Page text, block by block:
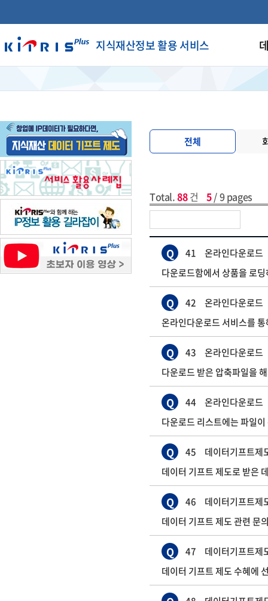
지식재산정보 활용 서비스
전체
Total.88건 5/ 9 pages
Q 41
온라인다운로드
다운로드함에서 상품을 로
Q 42
온라인다운로드
온라인다운로드 서비스를
Q 43
온라인다운로드
다운로드 받은 압축파일을
Q 44
온라인다운로드
다운로드 리스트에는 파일
Q 45
데이터기프트제
데이터 기프트 제도로 받은
Q 46
데이터기프트제
데이터 기프트 제도 관련 문
Q 47
데이터기프트제
데이터 기프트 제도 수혜에